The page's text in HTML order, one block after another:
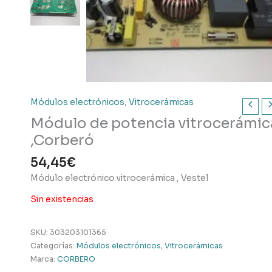
Módulos electrónicos, Vitrocerámicas
Módulo de potencia
,Corberó
54,45€
Módulo electrónico vitrocerámica , Vestel
Sin existencias
SKU: 303203101365
Categorías: Módulos electrónicos, Vitrocerámicas
Marca: CORBERO